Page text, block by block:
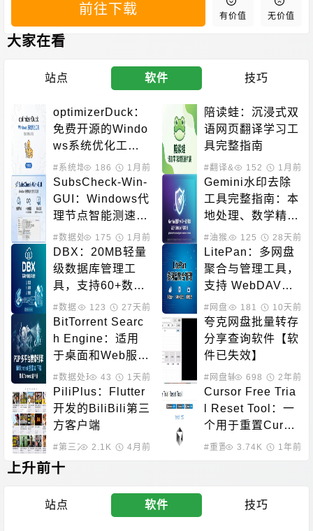
前往下载 有价值 无价值
大家在看
站点 软件 技巧
optimizerDuck：
免费开源的Windo
ws系统优化工
具，性能提升与隐
私保护
#系统增强 186 1月前
陪读蛙：沉浸式双
语网页翻译学习工
具完整指南
#翻译&OCR #扩展插件
152 1月前
SubsCheck-Win-
GUI：Windows代
理节点智能测速工
具完全指南
#数据处理 175 1月前
Gemini水印去除
工具完整指南：本
地处理、数学精
确、多端支持的开
源解决方案
#油猴脚本125 28天前
DBX：20MB轻量
级数据库管理工
具，支持60+数据
库和AI原生集成
#数据处理123 27天前
LitePan：多网盘
聚合与管理工具，
支持 WebDAV、
STRM、媒体整理
#网盘辅助 #数据处理
181 10天前
BitTorrent Searc
h Engine：适用
于桌面和Web服务
器的BitTorrent P2
P多平台搜索引擎
#数据处理 43 1天前
夸克网盘批量转存
分享查询软件【软
件已失效】
#网盘辅助698 2年前
PiliPlus：Flutter
开发的BiliBili第三
方客户端
#第三方客户端
2.1K 4月前
Cursor Free Tria
l Reset Tool：一
个用于重置Cursor
免费试用期限制的
#重置工具3.74K 1年前
上升前十
站点 软件 技巧